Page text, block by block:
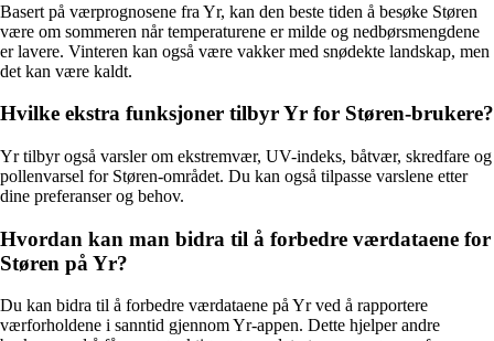
Basert på værprognosene fra Yr, kan den beste tiden å besøke Støren
være om sommeren når temperaturene er milde og nedbørsmengdene
er lavere. Vinteren kan også være vakker med snødekte landskap, men
det kan være kaldt.
Hvilke ekstra funksjoner tilbyr Yr for Støren-brukere?
Yr tilbyr også varsler om ekstremvær, UV-indeks, båtvær, skredfare og
pollenvarsel for Støren-området. Du kan også tilpasse varslene etter
dine preferanser og behov.
Hvordan kan man bidra til å forbedre værdataene for
Støren på Yr?
Du kan bidra til å forbedre værdataene på Yr ved å rapportere
værforholdene i sanntid gjennom Yr-appen. Dette hjelper andre